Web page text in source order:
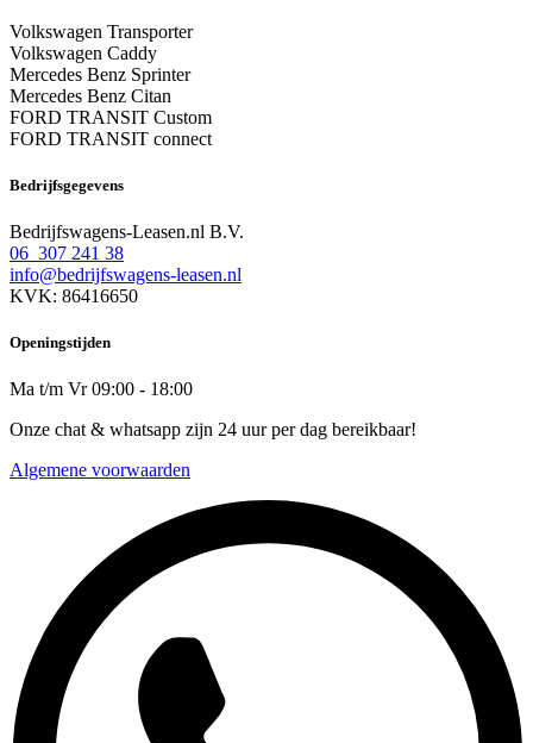
Volkswagen Transporter
Volkswagen Caddy
Mercedes Benz Sprinter
Mercedes Benz Citan
FORD TRANSIT Custom
FORD TRANSIT connect
Bedrijfsgegevens
Bedrijfswagens-Leasen.nl B.V.
06 307 241 38
info@bedrijfswagens-leasen.nl
KVK: 86416650
Openingstijden
Ma t/m Vr 09:00 - 18:00
Onze chat & whatsapp zijn 24 uur per dag bereikbaar!
Algemene voorwaarden